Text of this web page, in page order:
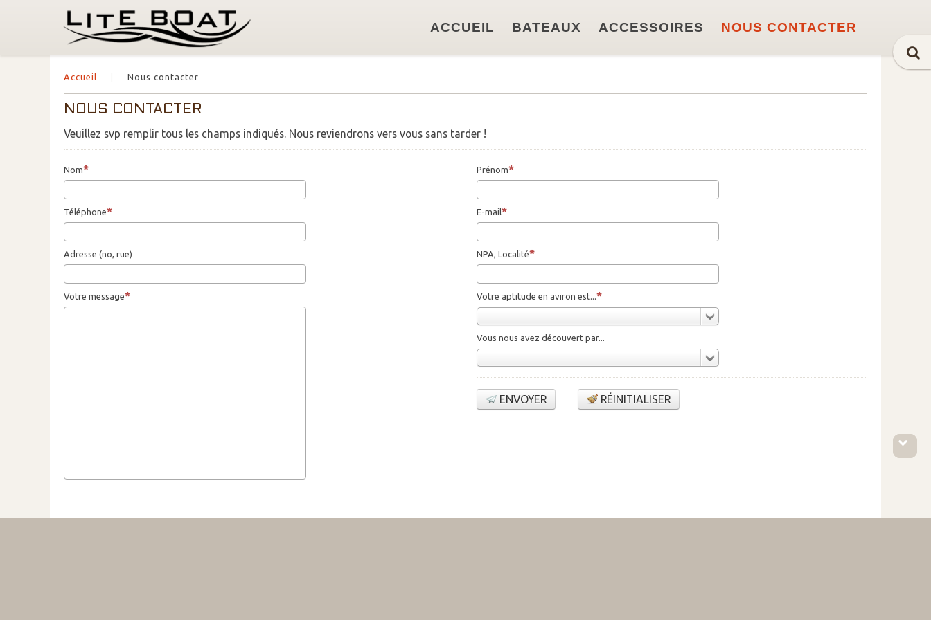
ACCUEIL BATEAUX ACCESSOIRES NOUS CONTACTER
Accueil Nous contacter
NOUS CONTACTER
Veuillez svp remplir tous les champs indiqués. Nous reviendrons vers vous sans tarder !
Nom
Téléphone
Adresse (no, rue)
Votre message
Prénom
E-mail
NPA, Localité
Votre aptitude en aviron est...
Vous nous avez découvert par...
ENVOYER RÉINITIALISER